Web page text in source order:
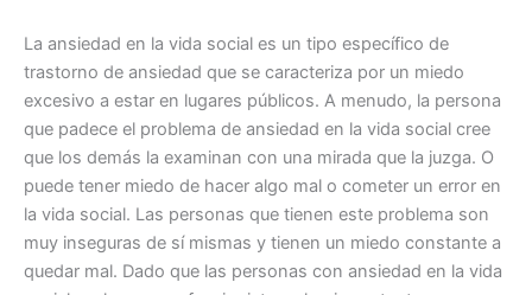
La ansiedad en la vida social es un tipo específico de
trastorno de ansiedad que se caracteriza por un miedo
excesivo a estar en lugares públicos. A menudo, la persona
que padece el problema de ansiedad en la vida social cree
que los demás la examinan con una mirada que la juzga. O
puede tener miedo de hacer algo mal o cometer un error en
la vida social. Las personas que tienen este problema son
muy inseguras de sí mismas y tienen un miedo constante a
quedar mal. Dado que las personas con ansiedad en la vida